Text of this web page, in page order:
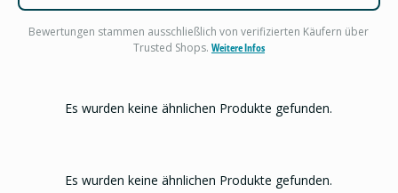
Bewertungen stammen ausschließlich von verifizierten Käufern über
Trusted Shops. Weitere Infos
Es wurden keine ähnlichen Produkte gefunden.
Es wurden keine ähnlichen Produkte gefunden.